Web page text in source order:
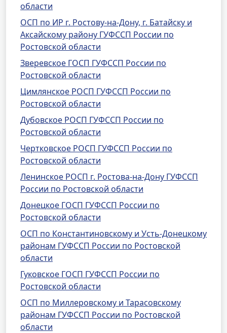
области
ОСП по ИР г. Ростову-на-Дону, г. Батайску и
Аксайскому району ГУФССП России по
Ростовской области
Зверевское ГОСП ГУФССП России по
Ростовской области
Цимлянское РОСП ГУФССП России по
Ростовской области
Дубовское РОСП ГУФССП России по
Ростовской области
Чертковское РОСП ГУФССП России по
Ростовской области
Ленинское РОСП г. Ростова-на-Дону ГУФССП
России по Ростовской области
Донецкое ГОСП ГУФССП России по
Ростовской области
ОСП по Константиновскому и Усть-Донецкому
районам ГУФССП России по Ростовской
области
Гуковское ГОСП ГУФССП России по
Ростовской области
ОСП по Миллеровскому и Тарасовскому
районам ГУФССП России по Ростовской
области